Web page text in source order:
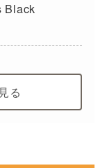
Black
る